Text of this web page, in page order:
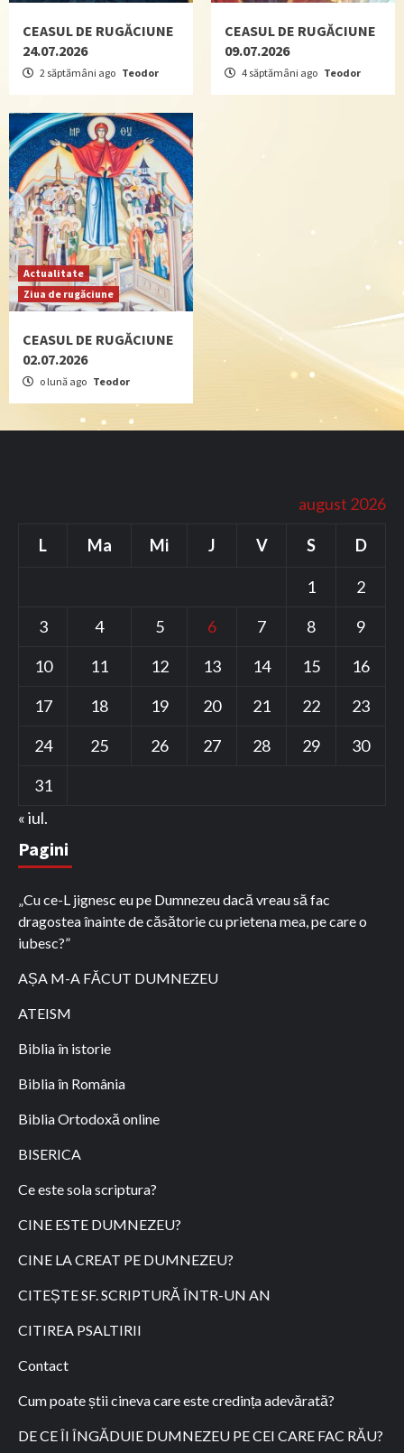
CEASUL DE RUGĂCIUNE
24.07.2026
2 săptămâni ago Teodor
CEASUL DE RUGĂCIUNE
09.07.2026
4 săptămâni ago Teodor
Actualitate
Ziua de rugăciune
CEASUL DE RUGĂCIUNE
02.07.2026
o lună ago Teodor
august 2026
L Ma Mi J V S D
1
2
3
4 5 6 7 8
9
10
11 12 13 14 15
16
17
18 19 20 21 22
23
24
25 26 27 28 29
30
31
« iul.
Pagini
„Cu ce-L jignesc eu pe Dumnezeu dacă vreau să fac
dragostea înainte de căsătorie cu prietena mea, pe care o
iubesc?”
AȘA M-A FĂCUT DUMNEZEU
ATEISM
Biblia în istorie
Biblia în România
Biblia Ortodoxă online
BISERICA
Ce este sola scriptura?
CINE ESTE DUMNEZEU?
CINE LA CREAT PE DUMNEZEU?
CITEȘTE SF. SCRIPTURĂ ÎNTR-UN AN
CITIREA PSALTIRII
Contact
Cum poate știi cineva care este credința adevărată?
DE CE ÎI ÎNGĂDUIE DUMNEZEU PE CEI CARE FAC RĂU?